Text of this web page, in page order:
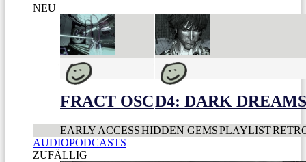
NEU
FRACT OSCD4: DARK
EARLY ACCESSHIDDEN GEMSPLAYLIST
AUDIOPODCASTS
ZUFÄLLIG